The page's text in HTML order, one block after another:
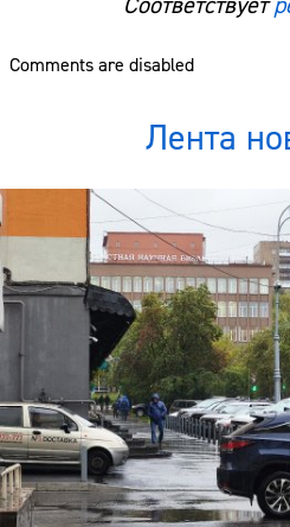
Comments are disabled
Лента